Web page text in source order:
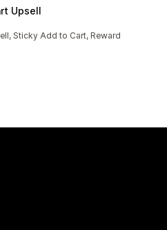
Upsell
Sticky Add to Cart, Reward